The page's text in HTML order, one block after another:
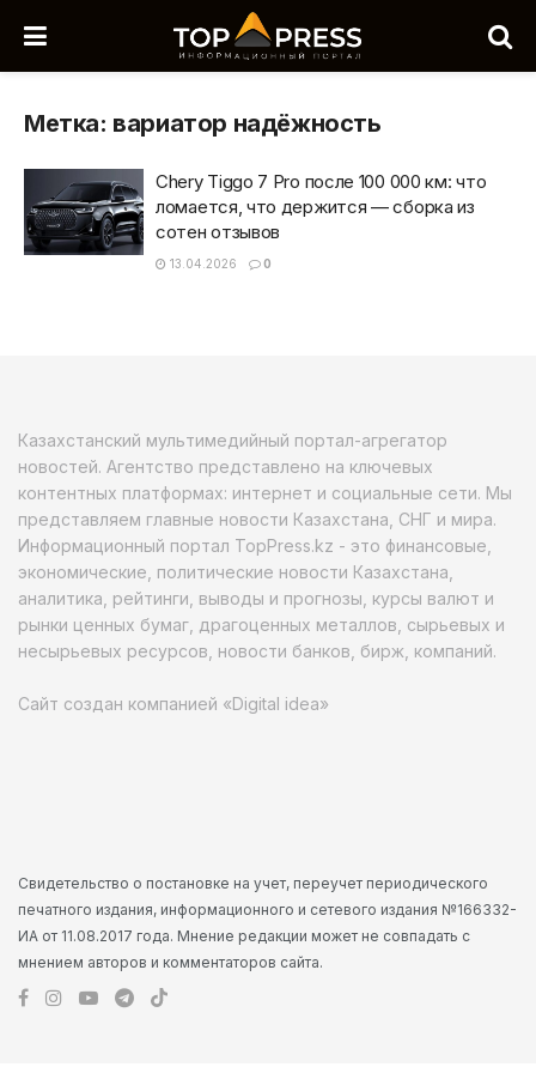
Метка: вариатор надёжность
Chery Tiggo 7 Pro после 100 000 км: что
ломается, что держится — сборка из
сотен отзывов
13.04.2026 0
Казахстанский мультимедийный портал-агрегатор
новостей. Агентство представлено на ключевых
контентных платформах: интернет и социальные сети. Мы
представляем главные новости Казахстана, СНГ и мира.
Информационный портал TopPress.kz - это финансовые,
экономические, политические новости Казахстана,
аналитика, рейтинги, выводы и прогнозы, курсы валют и
рынки ценных бумаг, драгоценных металлов, сырьевых и
несырьевых ресурсов, новости банков, бирж, компаний.
Сайт создан компанией «Digital idea»
Свидетельство о постановке на учет, переучет периодического
печатного издания, информационного и сетевого издания №166332-
ИА от 11.08.2017 года. Мнение редакции может не совпадать с
мнением авторов и комментаторов сайта.